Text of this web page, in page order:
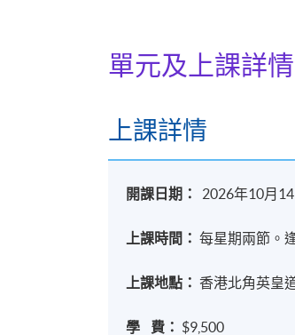
單元及上課詳情
上課詳情
開課日期： 2026年10月14
上課時間： 每星期兩節。
上課地點：香港北角英皇
學 費： $9,500